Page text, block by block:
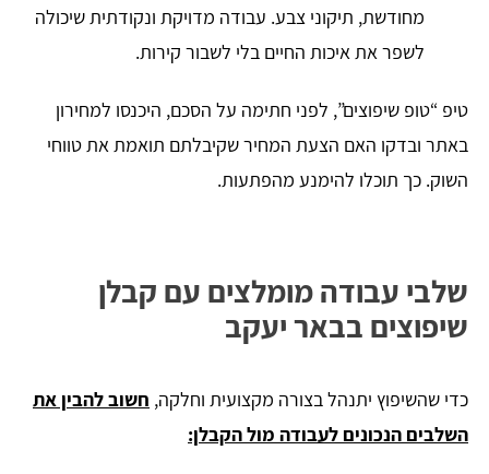
מחודשת, תיקוני צבע. עבודה מדויקת ונקודתית שיכולה
לשפר את איכות החיים בלי לשבור קירות.
טיפ “טופ שיפוצים”, לפני חתימה על הסכם, היכנסו למחירון
באתר ובדקו האם הצעת המחיר שקיבלתם תואמת את טווחי
השוק. כך תוכלו להימנע מהפתעות.
שלבי עבודה מומלצים עם קבלן
שיפוצים בבאר יעקב
כדי שהשיפוץ יתנהל בצורה מקצועית וחלקה, חשוב להבין את
השלבים הנכונים לעבודה מול הקבלן: